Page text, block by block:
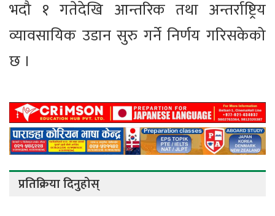
भदौ १ गतेदेखि आन्तरिक तथा अन्तर्राष्ट्रिय
व्यावसायिक उडान सुरु गर्ने निर्णय गरिसकेको
छ ।
प्रतिक्रिया दिनुहोस्